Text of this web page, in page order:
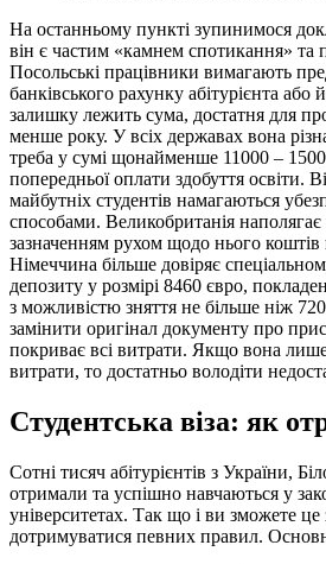
На останньому пункті зупинимося
він є частим «камнем спотикання» та
Посольські працівники вимагають
банківського рахунку абітурієнта або
залишку лежить сума, достатня для
менше року. У всіх державах вона
треба у сумі щонайменше 11000 –
попередньої оплати здобуття освіти.
майбутніх студентів намагаються
способами. Великобританія наполягає
зазначенням рухом щодо нього коштів
Німеччина більше довіряє
депозиту у розмірі 8460 євро,
з можливістю зняття не більше ніж
замінити оригінал документу про
покриває всі витрати. Якщо вона
витрати, то достатньо володіти
Студентська віза: як
Сотні тисяч абітурієнтів з України,
отримали та успішно навчаються у
університетах. Так що і ви зможете
дотримуватися певних правил.